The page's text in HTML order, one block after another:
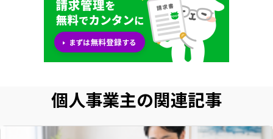
個人事業主の関連記事
いますぐ無料登録